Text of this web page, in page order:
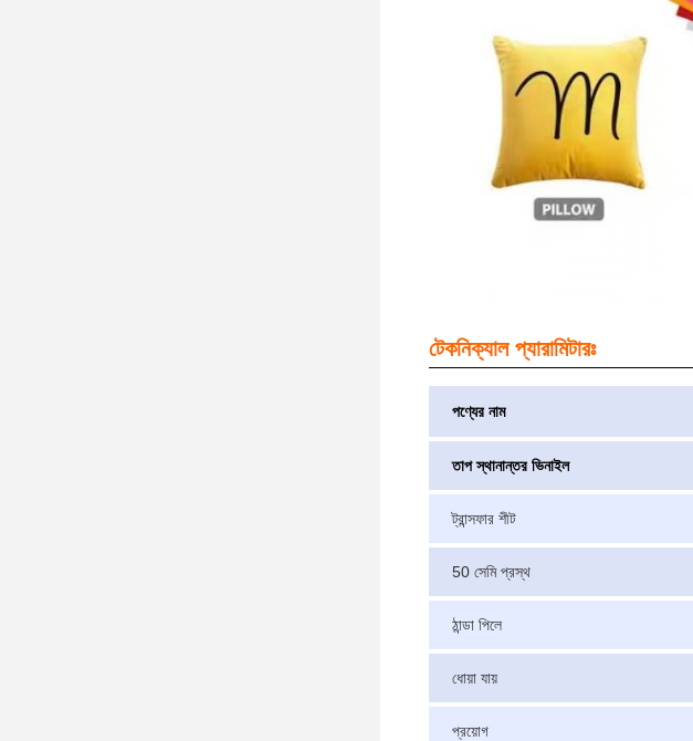
টেকনিক্যাল প্যারামিটারঃ
পণ্যের নাম
তাপ স্থানান্তর ভিনাইল
ট্রান্সফার শীট
50 সেমি প্রস্থ
ঠান্ডা পিলে
ধোয়া যায়
প্রয়োগ